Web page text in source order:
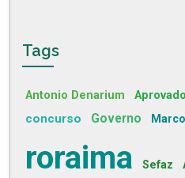
Tags
Antonio Denarium
concurso Governo
roraima Sefaz